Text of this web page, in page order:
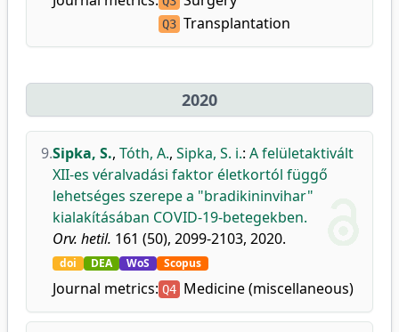
Q3 Transplantation
2020
9.Sipka, S., Tóth, A., Sipka, S. i.: A felületaktivált
XII-es véralvadási faktor életkortól függő
lehetséges szerepe a "bradikininvihar"
kialakításában COVID-19-betegekben.
Orv. hetil. 161 (50), 2099-2103, 2020.
doi DEA WoS Scopus
Journal metrics: Q4 Medicine (miscellaneous)